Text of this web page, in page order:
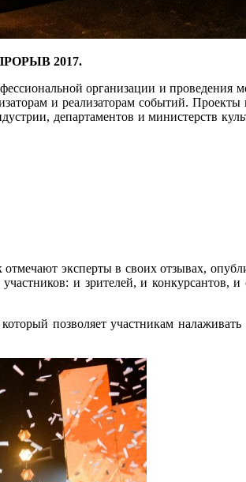
ПРОРЫВ 2017.
организации и проведения
и реализаторам событий. Проекты
департаментов и министерств
эксперты в своих отзывах,
и зрителей, и конкурсантов, и
позволяет участникам налаживать